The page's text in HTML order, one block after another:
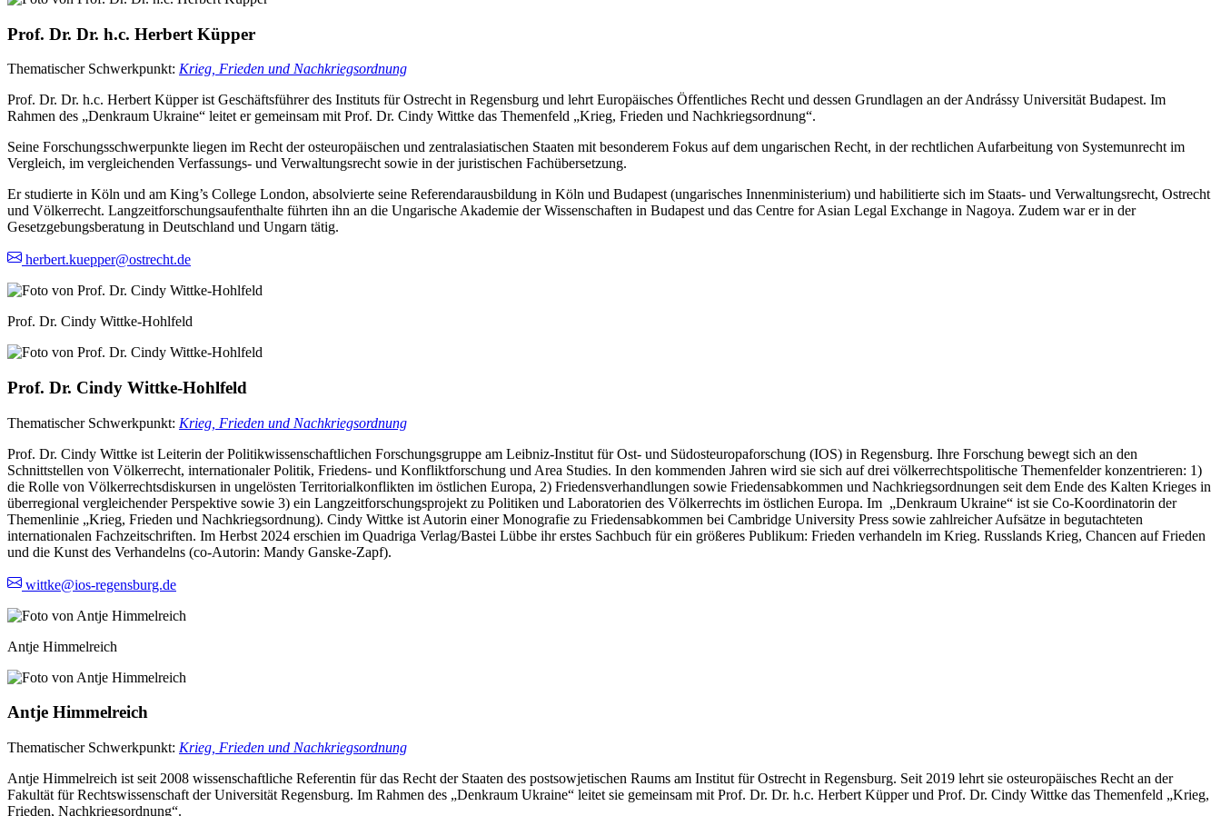
Prof. Dr. Dr. h.c. Herbert Küpper
Thematischer Schwerkpunkt: Krieg, Frieden und Nachkriegsordnung
Prof. Dr. Dr. h.c. Herbert Küpper ist Geschäftsführer des Instituts für Ostrecht in Regensburg und lehrt Europäisches Öffentliches Recht und dessen Grundlagen an der Andrássy Universität Budapest. Im
Rahmen des „Denkraum Ukraine“ leitet er gemeinsam mit Prof. Dr. Cindy Wittke das Themenfeld „Krieg, Frieden und Nachkriegsordnung“.
Seine Forschungsschwerpunkte liegen im Recht der osteuropäischen und zentralasiatischen Staaten mit besonderem Fokus auf dem ungarischen Recht, in der rechtlichen Aufarbeitung von Systemunrecht im
Vergleich, im vergleichenden Verfassungs- und Verwaltungsrecht sowie in der juristischen Fachübersetzung.
Er studierte in Köln und am King’s College London, absolvierte seine Referendarausbildung in Köln und Budapest (ungarisches Innenministerium) und habilitierte sich im Staats- und Verwaltungsrecht, Ostrecht
und Völkerrecht. Langzeitforschungsaufenthalte führten ihn an die Ungarische Akademie der Wissenschaften in Budapest und das Centre for Asian Legal Exchange in Nagoya. Zudem war er in der
Gesetzgebungsberatung in Deutschland und Ungarn tätig.
herbert.kuepper@ostrecht.de
Prof. Dr. Cindy Wittke-Hohlfeld
Prof. Dr. Cindy Wittke-Hohlfeld
Thematischer Schwerkpunkt: Krieg, Frieden und Nachkriegsordnung
Prof. Dr. Cindy Wittke ist Leiterin der Politikwissenschaftlichen Forschungsgruppe am Leibniz-Institut für Ost- und Südosteuropaforschung (IOS) in Regensburg. Ihre Forschung bewegt sich an den
Schnittstellen von Völkerrecht, internationaler Politik, Friedens- und Konfliktforschung und Area Studies. In den kommenden Jahren wird sie sich auf drei völkerrechtspolitische Themenfelder konzentrieren: 1)
die Rolle von Völkerrechtsdiskursen in ungelösten Territorialkonflikten im östlichen Europa, 2) Friedensverhandlungen sowie Friedensabkommen und Nachkriegsordnungen seit dem Ende des Kalten Krieges in
überregional vergleichender Perspektive sowie 3) ein Langzeitforschungsprojekt zu Politiken und Laboratorien des Völkerrechts im östlichen Europa. Im „Denkraum Ukraine“ ist sie Co-Koordinatorin der
Themenlinie „Krieg, Frieden und Nachkriegsordnung). Cindy Wittke ist Autorin einer Monografie zu Friedensabkommen bei Cambridge University Press sowie zahlreicher Aufsätze in begutachteten
internationalen Fachzeitschriften. Im Herbst 2024 erschien im Quadriga Verlag/Bastei Lübbe ihr erstes Sachbuch für ein größeres Publikum: Frieden verhandeln im Krieg. Russlands Krieg, Chancen auf Frieden
und die Kunst des Verhandelns (co-Autorin: Mandy Ganske-Zapf).
wittke@ios-regensburg.de
Antje Himmelreich
Antje Himmelreich
Thematischer Schwerkpunkt: Krieg, Frieden und Nachkriegsordnung
Antje Himmelreich ist seit 2008 wissenschaftliche Referentin für das Recht der Staaten des postsowjetischen Raums am Institut für Ostrecht in Regensburg. Seit 2019 lehrt sie osteuropäisches Recht an der
Fakultät für Rechtswissenschaft der Universität Regensburg. Im Rahmen des „Denkraum Ukraine“ leitet sie gemeinsam mit Prof. Dr. Dr. h.c. Herbert Küpper und Prof. Dr. Cindy Wittke das Themenfeld „Krieg,
Frieden, Nachkriegsordnung“.